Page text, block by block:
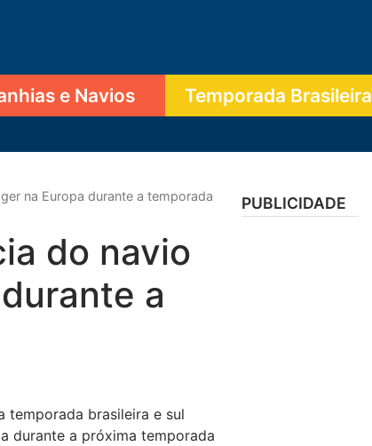
e Navios Temporada Brasileira
na Europa durante a temporada
do navio
a
temporada brasileira e sul
durante a próxima temporada
PUBLICIDADE